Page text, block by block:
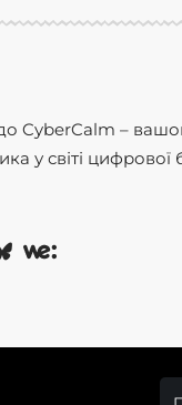
CyberCalm –
у світі цифрової